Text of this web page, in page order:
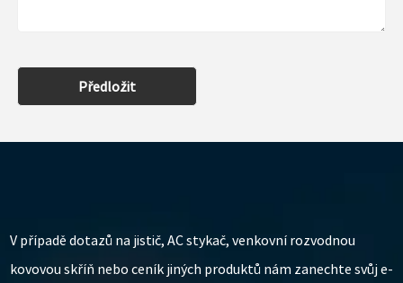
Předložit
V případě dotazů na jistič, AC stykač, venkovní rozvodnou
kovovou skříň nebo ceník jiných produktů nám zanechte svůj e-